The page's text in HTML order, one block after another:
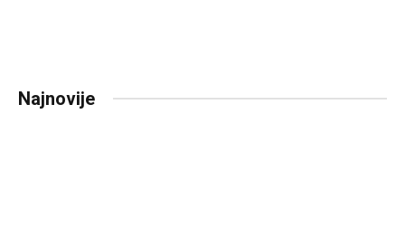
Najnovije